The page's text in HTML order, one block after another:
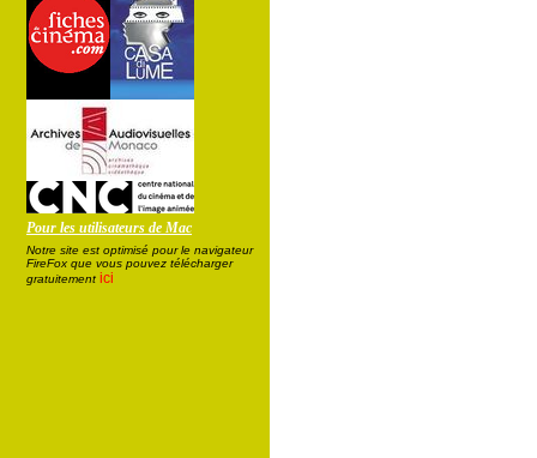
Pour les utilisateurs de Mac
Notre site est optimisé pour le navigateur
FireFox que vous pouvez télécharger
gratuitement ici